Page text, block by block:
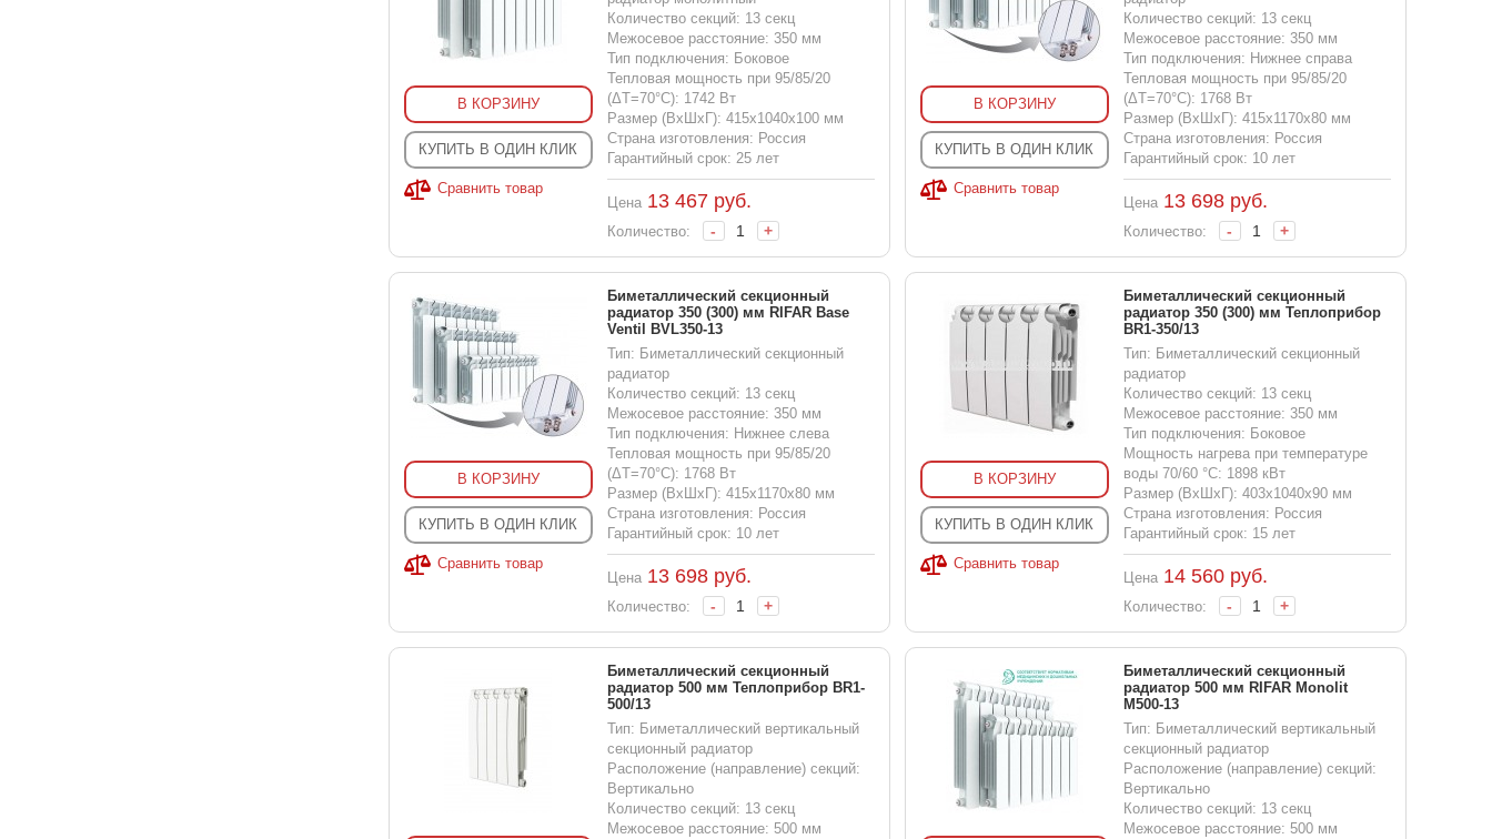
В КОРЗИНУ
КУПИТЬ В ОДИН КЛИК
Сравнить товар
Количество секций: 13 секц
Межосевое расстояние: 350 мм
Тип подключения: Боковое
Тепловая мощность при 95/85/20
(ΔT=70°C): 1742 Вт
Размер (ВхШхГ): 415x1040x100 мм
Страна изготовления: Россия
Гарантийный срок: 25 лет
Цена 13 467руб.
Количество: - +
В КОРЗИНУ
КУПИТЬ В ОДИН КЛИК
Сравнить товар
Количество секций: 13 секц
Межосевое расстояние: 350 мм
Тип подключения: Нижнее справа
Тепловая мощность при 95/85/20
(ΔT=70°C): 1768 Вт
Размер (ВхШхГ): 415x1170x80 мм
Страна изготовления: Россия
Гарантийный срок: 10 лет
Цена 13 698руб.
Количество: - +
В КОРЗИНУ
КУПИТЬ В ОДИН КЛИК
Сравнить товар
Биметаллический секционный
радиатор 350 (300) мм RIFAR Base
Ventil BVL350-13
Тип: Биметаллический секционный
радиатор
Количество секций: 13 секц
Межосевое расстояние: 350 мм
Тип подключения: Нижнее слева
Тепловая мощность при 95/85/20
(ΔT=70°C): 1768 Вт
Размер (ВхШхГ): 415x1170x80 мм
Страна изготовления: Россия
Гарантийный срок: 10 лет
Цена 13 698руб.
Количество: - +
В КОРЗИНУ
КУПИТЬ В ОДИН КЛИК
Сравнить товар
Биметаллический секционный
радиатор 350 (300) мм Теплоприбор
BR1-350/13
Тип: Биметаллический секционный
радиатор
Количество секций: 13 секц
Межосевое расстояние: 350 мм
Тип подключения: Боковое
Мощность нагрева при температуре
воды 70/60 °С: 1898 кВт
Размер (ВхШхГ): 403x1040x90 мм
Страна изготовления: Россия
Гарантийный срок: 15 лет
Цена 14 560руб.
Количество: - +
Биметаллический секционный
радиатор 500 мм Теплоприбор BR1-
500/13
Тип: Биметаллический вертикальный
секционный радиатор
Расположение (направление) секций:
Вертикально
Количество секций: 13 секц
Межосевое расстояние: 500 мм
Биметаллический секционный
радиатор 500 мм RIFAR Monolit
M500-13
Тип: Биметаллический вертикальный
секционный радиатор
Расположение (направление) секций:
Вертикально
Количество секций: 13 секц
Межосевое расстояние: 500 мм